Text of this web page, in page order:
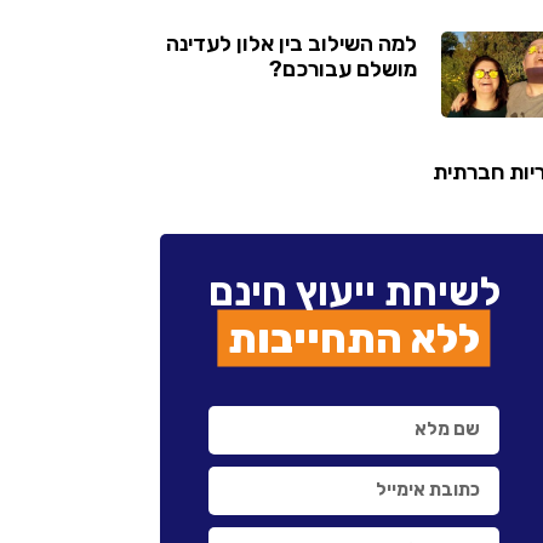
למה השילוב בין אלון לעדינה
מושלם עבורכם?
חברתית
לשיחת ייעוץ חינם
ללא התחייבות